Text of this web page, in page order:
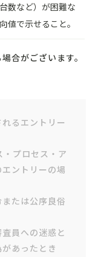
数など）が困難な
値で示せること。
合がございます。
るエントリー
・プロセス・ア
ントリーの場
たは公序良俗
員への迷惑と
あったとき